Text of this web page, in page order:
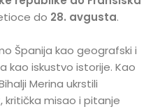
do 28. avgusta.
Španija kao geografski i
kao iskustvo istorije. Kao
Merina ukrstili
misao i pitanje